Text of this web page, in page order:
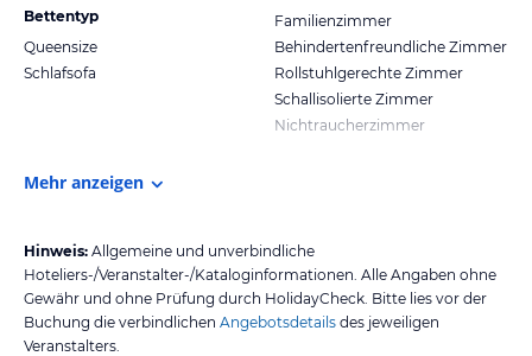
Bettentyp
Queensize
Schlafsofa
Familienzimmer
Behindertenfreundliche Zimmer
Rollstuhlgerechte Zimmer
Schallisolierte Zimmer
Nichtraucherzimmer
Mehr anzeigen
Hinweis: Allgemeine und unverbindliche
Hoteliers-/Veranstalter-/Kataloginformationen. Alle Angaben ohne
Gewähr und ohne Prüfung durch HolidayCheck. Bitte lies vor der
Buchung die verbindlichen Angebotsdetails des jeweiligen
Veranstalters.